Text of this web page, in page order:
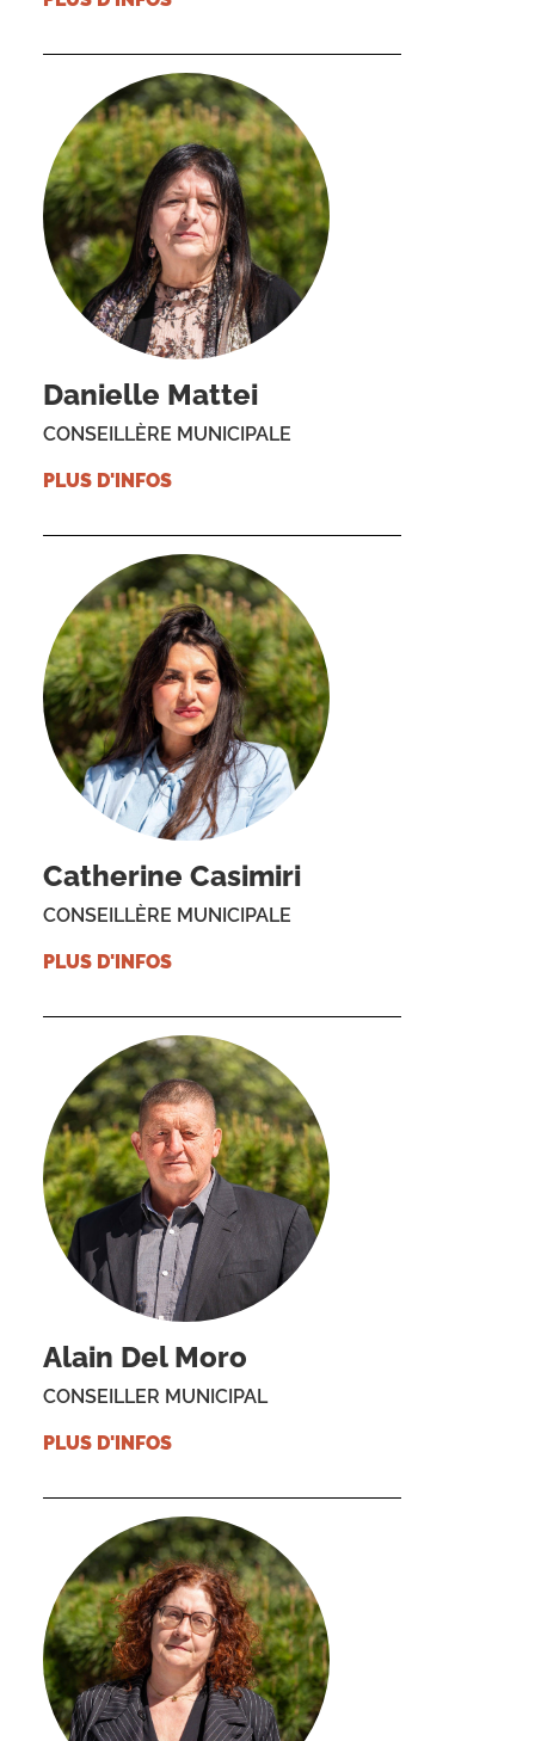
Danielle Mattei
CONSEILLÈRE MUNICIPALE
PLUS D'INFOS
Catherine Casimiri
CONSEILLÈRE MUNICIPALE
PLUS D'INFOS
Alain Del Moro
CONSEILLER MUNICIPAL
PLUS D'INFOS